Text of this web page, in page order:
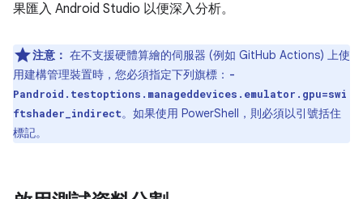
果匯入 Android Studio 以便深入分析。
注意： 在不支援硬體算繪的伺服器 (例如 GitHub Actions) 上使
用建構管理裝置時，您必須指定下列旗標： -
Pandroid.testoptions.manageddevices.emulator.gpu=swi
ftshader_indirect。如果使用 PowerShell，則必須以引號括住
標記。